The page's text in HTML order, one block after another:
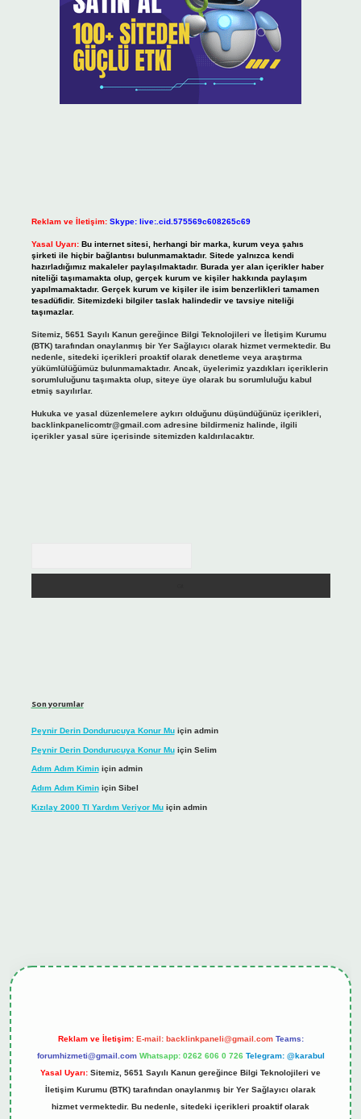
Reklam ve İletişim: Skype: live:.cid.575569c608265c69
Yasal Uyarı: Bu internet sitesi, herhangi bir marka, kurum veya şahıs
şirketi ile hiçbir bağlantısı bulunmamaktadır. Sitede yalnızca kendi
hazırladığımız makaleler paylaşılmaktadır. Burada yer alan içerikler haber
niteliği taşımamakta olup, gerçek kurum ve kişiler hakkında paylaşım
yapılmamaktadır. Gerçek kurum ve kişiler ile isim benzerlikleri tamamen
tesadüfidir. Sitemizdeki bilgiler taslak halindedir ve tavsiye niteliği
taşımazlar.
Sitemiz, 5651 Sayılı Kanun gereğince Bilgi Teknolojileri ve İletişim Kurumu
(BTK) tarafından onaylanmış bir Yer Sağlayıcı olarak hizmet vermektedir. Bu
nedenle, sitedeki içerikleri proaktif olarak denetleme veya araştırma
yükümlülüğümüz bulunmamaktadır. Ancak, üyelerimiz yazdıkları içeriklerin
sorumluluğunu taşımakta olup, siteye üye olarak bu sorumluluğu kabul
etmiş sayılırlar.
Hukuka ve yasal düzenlemelere aykırı olduğunu düşündüğünüz içerikleri,
backlinkpanelicomtr@gmail.comadresine bildirmeniz halinde, ilgili
içerikler yasal süre içerisinde sitemizden kaldırılacaktır.
Son yorumlar
Peynir Derin Dondurucuya Konur Muiçin admin
Peynir Derin Dondurucuya Konur Muiçin Selim
Adım Adım Kiminiçin admin
Adım Adım Kiminiçin Sibel
Kızılay 2000 Tl Yardım Veriyor Muiçin admin
Reklam ve İletişim: E-mail: backlinkpaneli@gmail.com Teams:
forumhizmeti@gmail.com Whatsapp: 0262 606 0 726 Telegram: @karabul
Yasal Uyarı: Sitemiz, 5651 Sayılı Kanun gereğince Bilgi Teknolojileri ve
İletişim Kurumu (BTK) tarafından onaylanmış bir Yer Sağlayıcı olarak
hizmet vermektedir. Bu nedenle, sitedeki içerikleri proaktif olarak